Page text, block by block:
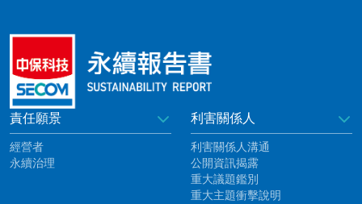
責任願景
經營者
永續治理
利害關係人
利害關係人溝通
公開資訊揭露
重大議題鑑別
重大主題衝擊說明